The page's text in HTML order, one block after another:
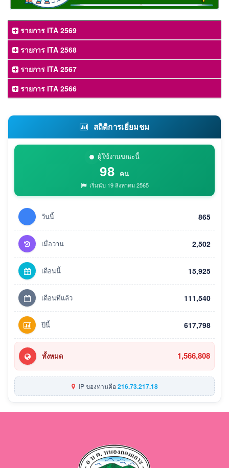
รายการ ITA 2569
รายการ ITA 2568
รายการ ITA 2567
รายการ ITA 2566
สถิติการเยี่ยมชม
ผู้ใช้งานขณะนี้
98 คน
เริ่มนับ 19 สิงหาคม 2565
วันนี้ 865
เมื่อวาน 2,502
เดือนนี้ 15,925
เดือนที่แล้ว 111,540
ปีนี้ 617,798
ทั้งหมด 1,566,808
IP ของท่านคือ216.73.217.18